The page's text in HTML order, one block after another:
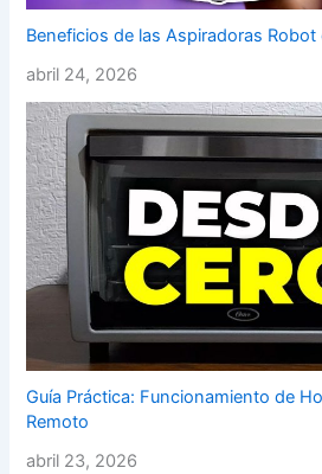
Beneficios de las Aspiradoras
abril 24, 2026
Guía Práctica: Funcionamiento de
Remoto
abril 23, 2026